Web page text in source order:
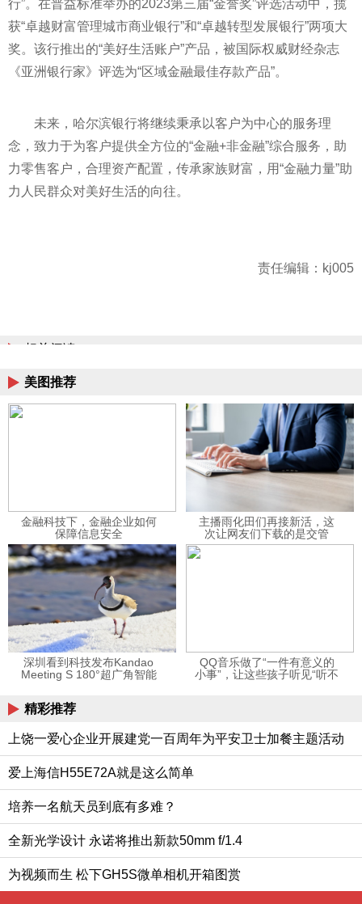
行”。在普益标准举办的2023第三届“金誉奖”评选活动中，揽
获“卓越财富管理城市商业银行”和“卓越转型发展银行”两项大
奖。该行推出的“美好生活账户”产品，被国际权威财经杂志
《亚洲银行家》评选为“区域金融最佳存款产品”。
未来，哈尔滨银行将继续秉承以客户为中心的服务理
念，致力于为客户提供全方位的“金融+非金融”综合服务，助
力零售客户，合理资产配置，传承家族财富，用“金融力量”助
力人民群众对美好生活的向往。
责任编辑：kj005
相关阅读
美图推荐
金融科技下，金融企业如何
保障信息安全
主播雨化田们再接新活，这
次让网友们下载的是交管
12123APP
深圳看到科技发布Kandao
Meeting S 180°超广角智能
QQ音乐做了“一件有意义的
小事”，让这些孩子听见“听不
精彩推荐
上饶一爱心企业开展建党一百周年为平安卫士加餐主题活动
爱上海信H55E72A就是这么简单
培养一名航天员到底有多难？
全新光学设计 永诺将推出新款50mm f/1.4
为视频而生 松下GH5S微单相机开箱图赏